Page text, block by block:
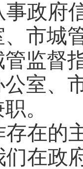
事政府
、市城
监督
室、
。
存在的
们在政